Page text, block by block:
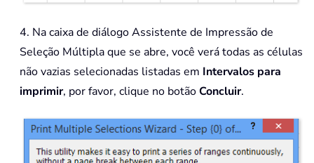
4. Na caixa de diálogo Assistente de Impressão de
Seleção Múltipla que se abre, você verá todas as células
não vazias selecionadas listadas em Intervalos para
imprimir, por favor, clique no botãoConcluir.